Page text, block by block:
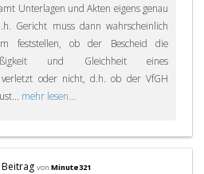
Unterlagen und Akten eigens genau
Gericht muss dann wahrscheinlich
feststellen, ob der Bescheid die
und Gleichheit eines
verletzt oder nicht, d.h. ob der VfGH
mehr lesen...
Beitrag von Minute321